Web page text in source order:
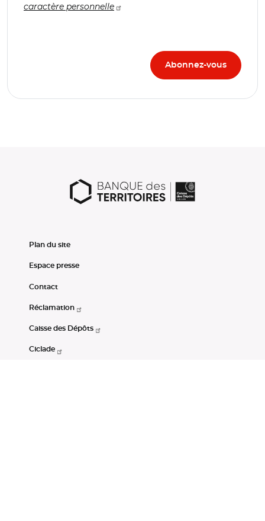
caractère personnelle
Plan du site
Espace presse
Contact
Réclamation
Caisse des Dépôts
Ciclade